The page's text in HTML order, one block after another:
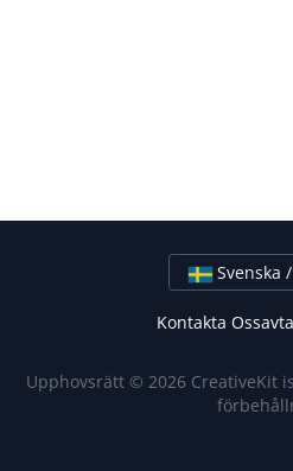
Kontakta Oss
Upphovsrätt © 2026 CreativeKit